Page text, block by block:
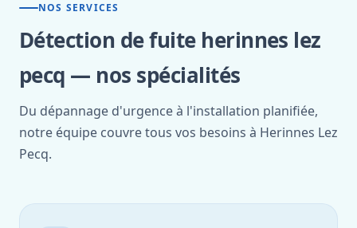
NOS SERVICES
Détection de fuite herinnes lez
pecq — nos spécialités
Du dépannage d'urgence à l'installation planifiée,
notre équipe couvre tous vos besoins à Herinnes Lez
Pecq.